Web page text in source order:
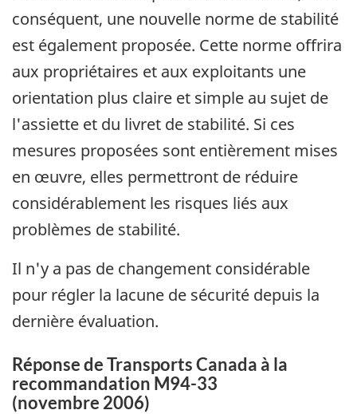
conséquent, une nouvelle norme de stabilité
est également proposée. Cette norme offrira
aux propriétaires et aux exploitants une
orientation plus claire et simple au sujet de
l'assiette et du livret de stabilité. Si ces
mesures proposées sont entièrement mises
en œuvre, elles permettront de réduire
considérablement les risques liés aux
problèmes de stabilité.
Il n'y a pas de changement considérable
pour régler la lacune de sécurité depuis la
dernière évaluation.
Réponse de Transports Canada à la
recommandation M94-33
(novembre 2006)